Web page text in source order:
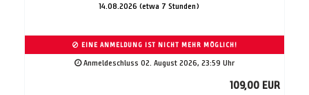
14.08.2026 (etwa 7 Stunden)
EINE ANMELDUNG IST NICHT MEHR MÖGLICH!
Anmeldeschluss 02. August 2026, 23:59 Uhr
109,00 EUR